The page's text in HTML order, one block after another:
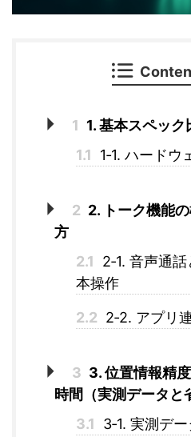
1 1. 基本スペック
1.1
1‑1. ハードウ
2 2. トーク機能
方
2.1
2‑1. 音声通
本操作
2.2 2‑2. アプリ
3 3. 位置情報精
時間（実測データと
3.1
3‑1. 実測デ